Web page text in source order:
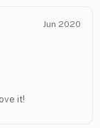
Jun 2020
it!